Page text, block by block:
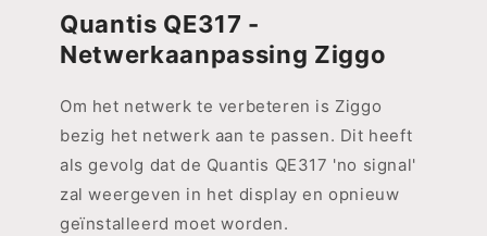
Quantis QE317 -
Netwerkaanpassing Ziggo
Om het netwerk te verbeteren is Ziggo
bezig het netwerk aan te passen. Dit heeft
als gevolg dat de Quantis QE317 'no signal'
zal weergeven in het display en opnieuw
geïnstalleerd moet worden.